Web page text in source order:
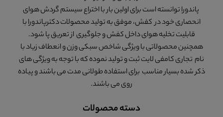
پاندورا توانسته است برای اولین بار با اختراع سیستم گردش هوای
انحصاری خود در کفش، موفق به تولید محصولات دکترپاندورا با
قابلیت تخلیه هوای داخل کفش و جلوگیری از تعریق پا شود.
همچنین محصولاتی با ویژگی شاخص سبکی وزن و انعطاف زیاد با
نام تجاری کامفی لایت ثبت و تولید نموده که با توجه به ویژگی های
ذکر شده بسیار مناسب برای استفاده طولانی مدت می باشند و پیاده
روی می باشند.
دسته محصولات